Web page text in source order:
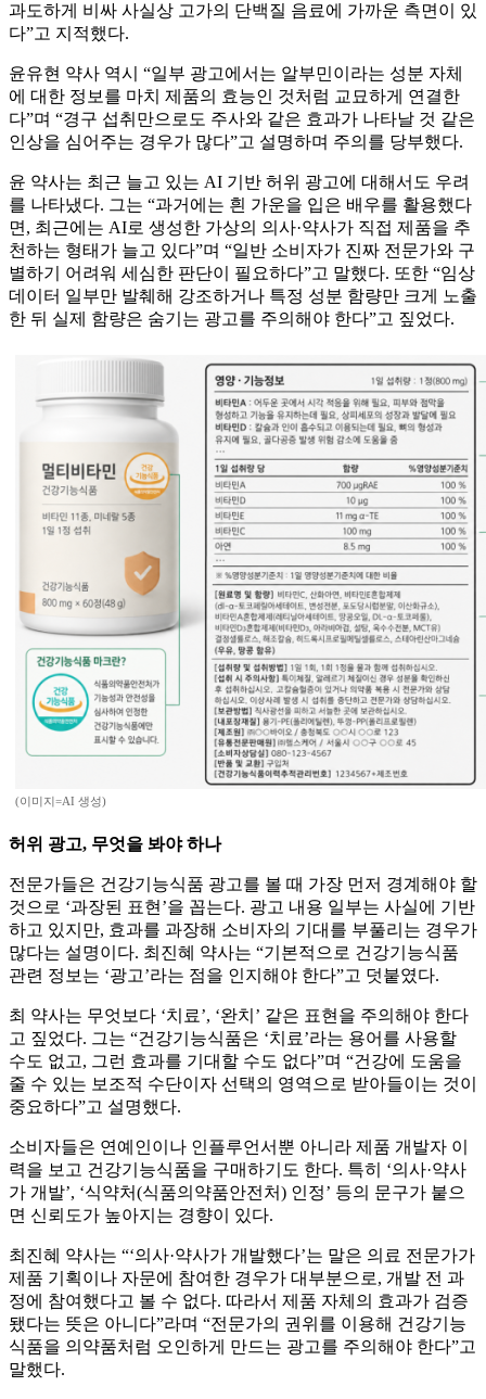
과도하게 비싸 사실상 고가의 단백질 음료에 가까운 측면이 있
다”고 지적했다.
윤유현 약사 역시 “일부 광고에서는 알부민이라는 성분 자체
에 대한 정보를 마치 제품의 효능인 것처럼 교묘하게 연결한
다”며 “경구 섭취만으로도 주사와 같은 효과가 나타날 것 같은
인상을 심어주는 경우가 많다”고 설명하며 주의를 당부했다.
윤 약사는 최근 늘고 있는 AI 기반 허위 광고에 대해서도 우려
를 나타냈다. 그는 “과거에는 흰 가운을 입은 배우를 활용했다
면, 최근에는 AI로 생성한 가상의 의사·약사가 직접 제품을 추
천하는 형태가 늘고 있다”며 “일반 소비자가 진짜 전문가와 구
별하기 어려워 세심한 판단이 필요하다”고 말했다. 또한 “임상
데이터 일부만 발췌해 강조하거나 특정 성분 함량만 크게 노출
한 뒤 실제 함량은 숨기는 광고를 주의해야 한다”고 짚었다.
(이미지=AI 생성)
허위 광고, 무엇을 봐야 하나
전문가들은 건강기능식품 광고를 볼 때 가장 먼저 경계해야 할
것으로 ‘과장된 표현’을 꼽는다. 광고 내용 일부는 사실에 기반
하고 있지만, 효과를 과장해 소비자의 기대를 부풀리는 경우가
많다는 설명이다. 최진혜 약사는 “기본적으로 건강기능식품
관련 정보는 ‘광고’라는 점을 인지해야 한다”고 덧붙였다.
최 약사는 무엇보다 ‘치료’, ‘완치’ 같은 표현을 주의해야 한다
고 짚었다. 그는 “건강기능식품은 ‘치료’라는 용어를 사용할
수도 없고, 그런 효과를 기대할 수도 없다”며 “건강에 도움을
줄 수 있는 보조적 수단이자 선택의 영역으로 받아들이는 것이
중요하다”고 설명했다.
소비자들은 연예인이나 인플루언서뿐 아니라 제품 개발자 이
력을 보고 건강기능식품을 구매하기도 한다. 특히 ‘의사·약사
가 개발’, ‘식약처(식품의약품안전처) 인정’ 등의 문구가 붙으
면 신뢰도가 높아지는 경향이 있다.
최진혜 약사는 “‘의사·약사가 개발했다’는 말은 의료 전문가가
제품 기획이나 자문에 참여한 경우가 대부분으로, 개발 전 과
정에 참여했다고 볼 수 없다. 따라서 제품 자체의 효과가 검증
됐다는 뜻은 아니다”라며 “전문가의 권위를 이용해 건강기능
식품을 의약품처럼 오인하게 만드는 광고를 주의해야 한다”고
말했다.